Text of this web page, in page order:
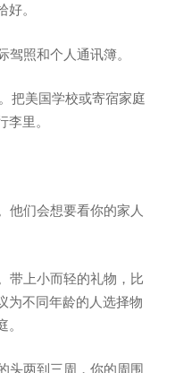
。
驾照和个人通讯簿。
把美国学校或寄宿家庭
里。
他们会想要看你的家人
带上小而轻的礼物，比
为不同年龄的人选择物
头两到三周，你的周围